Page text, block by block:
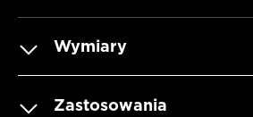
Wymiary
Zastosowania